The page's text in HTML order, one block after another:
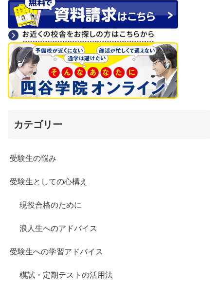
カテゴリー
受験生の悩み
受験生としての心構え
現役合格のために
浪人生へのアドバイス
受験生への学習アドバイス
模試・定期テストの活用法